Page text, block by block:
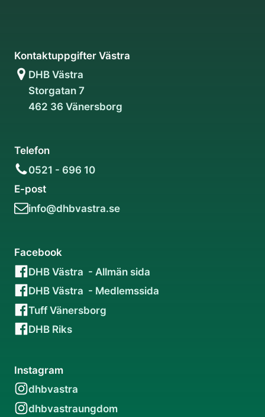
Kontaktuppgifter Västra
DHB Västra
Storgatan 7
462 36 Vänersborg
Telefon
0521 - 696 10
E-post
info@dhbvastra.se
Facebook
DHB Västra - Allmän sida
DHB Västra - Medlemssida
Tuff Vänersborg
DHB Riks
Instagram
dhbvastra
dhbvastraungdom